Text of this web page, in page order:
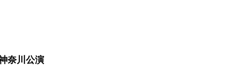
奈川公演